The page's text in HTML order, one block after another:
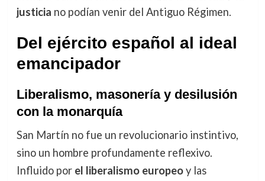
justicia no podían venir del Antiguo Régimen.
Del ejército español al ideal
emancipador
Liberalismo, masonería y desilusión
con la monarquía
San Martín no fue un revolucionario instintivo,
sino un hombre profundamente reflexivo.
Influido por el liberalismo europeoy las